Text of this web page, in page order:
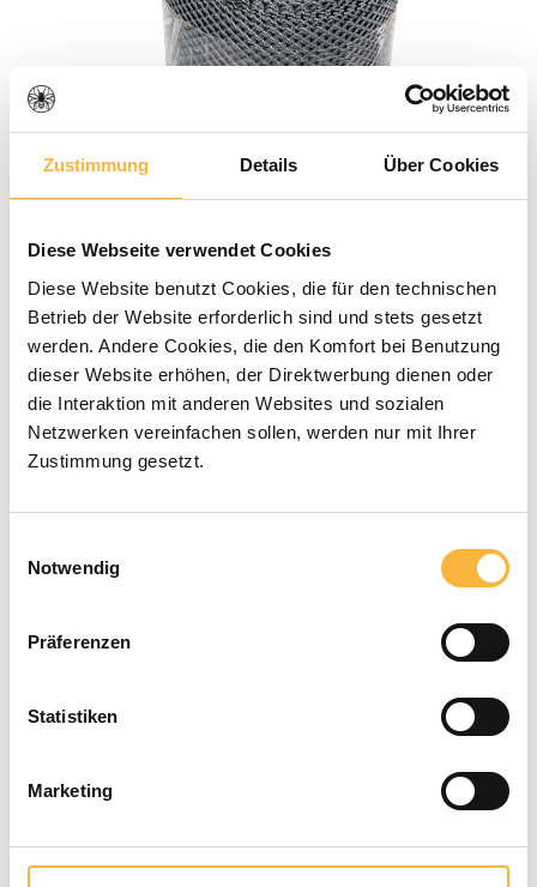
Zustimmung Details Über Cookies
Diese Webseite verwendet Cookies
Diese Website benutzt Cookies, die für den technischen
Betrieb der Website erforderlich sind und stets gesetzt
werden. Andere Cookies, die den Komfort bei Benutzung
dieser Website erhöhen, der Direktwerbung dienen oder
die Interaktion mit anderen Websites und sozialen
Netzwerken vereinfachen sollen, werden nur mit Ihrer
Zustimmung gesetzt.
Notwendig
Präferenzen
Statistiken
Marketing
€29.00*
Prices incl. VAT plus shipping costs
Available within the specified delivery
time